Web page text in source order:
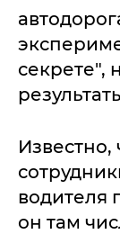
секрете",
Известно,
водителя
он там